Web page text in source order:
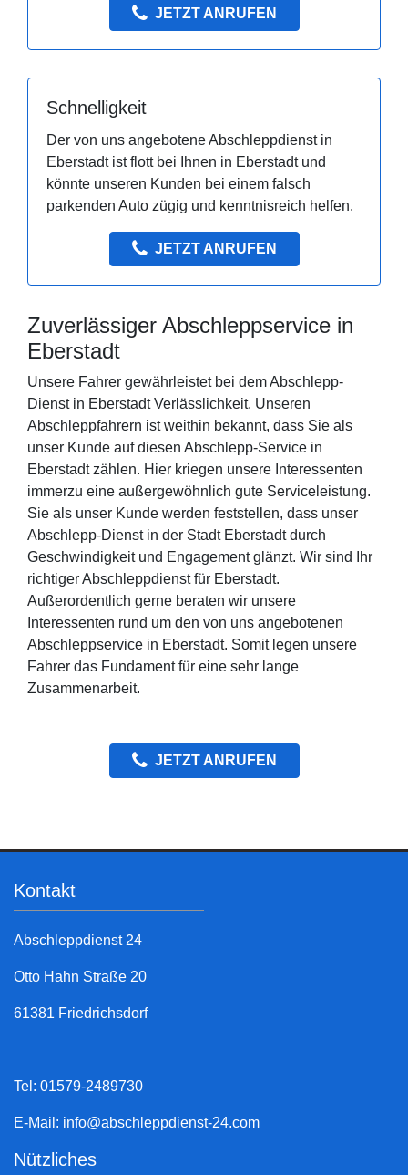
JETZT ANRUFEN
Schnelligkeit
Der von uns angebotene Abschleppdienst in
Eberstadt ist flott bei Ihnen in Eberstadt und
könnte unseren Kunden bei einem falsch
parkenden Auto zügig und kenntnisreich helfen.
JETZT ANRUFEN
Zuverlässiger Abschleppservice in
Eberstadt
Unsere Fahrer gewährleistet bei dem Abschlepp-
Dienst in Eberstadt Verlässlichkeit. Unseren
Abschleppfahrern ist weithin bekannt, dass Sie als
unser Kunde auf diesen Abschlepp-Service in
Eberstadt zählen. Hier kriegen unsere Interessenten
immerzu eine außergewöhnlich gute Serviceleistung.
Sie als unser Kunde werden feststellen, dass unser
Abschlepp-Dienst in der Stadt Eberstadt durch
Geschwindigkeit und Engagement glänzt. Wir sind Ihr
richtiger Abschleppdienst für Eberstadt.
Außerordentlich gerne beraten wir unsere
Interessenten rund um den von uns angebotenen
Abschleppservice in Eberstadt. Somit legen unsere
Fahrer das Fundament für eine sehr lange
Zusammenarbeit.
JETZT ANRUFEN
Kontakt
Abschleppdienst 24
Otto Hahn Straße 20
61381 Friedrichsdorf
Tel: 01579-2489730
E-Mail: info@abschleppdienst-24.com
Nützliches